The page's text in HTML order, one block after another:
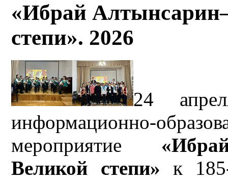
«Ибрай
степи». 2026
24
информационно-
мероприятие
Великой степи» к